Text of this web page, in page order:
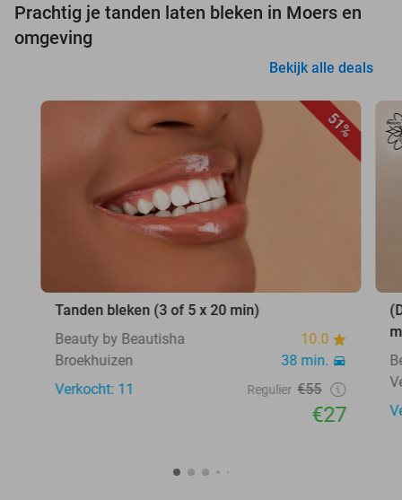
Prachtig je tanden laten bleken in Moers en
omgeving
Bekijk alle deals
51%
Tanden bleken (3 of 5 x 20 min)
Beauty by Beautisha
10.0
Broekhuizen
38 min.
Verkocht: 11
Regulier €55
€27